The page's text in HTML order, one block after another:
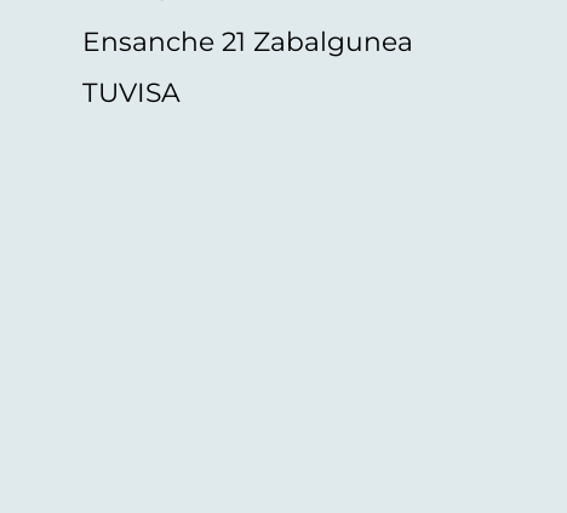
Ensanche 21 Zabalgunea
TUVISA